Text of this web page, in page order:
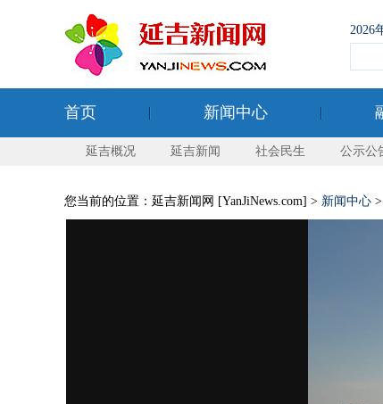
2026
首页 新闻中心
延吉概况 延吉新闻 社会民生 公示公
您当前的位置：延吉新闻网 [YanJiNews.com] > 新闻中心 >